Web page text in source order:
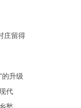
庄留得
升级
代